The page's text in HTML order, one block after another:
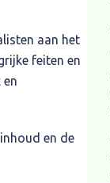
aan het
feiten en
en
en de